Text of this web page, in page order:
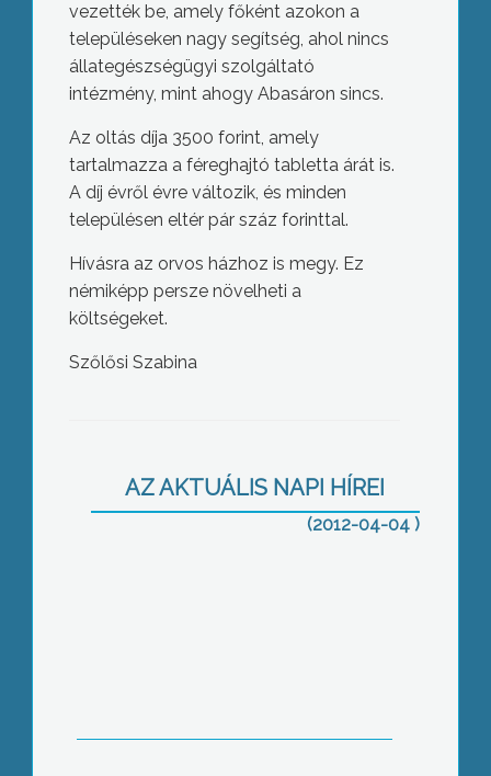
vezették be, amely főként azokon a
településeken nagy segítség, ahol nincs
állategészségügyi szolgáltató
intézmény, mint ahogy Abasáron sincs.
Az oltás díja 3500 forint, amely
tartalmazza a féreghajtó tabletta árát is.
A díj évről évre változik, és minden
településen eltér pár száz forinttal.
Hívásra az orvos házhoz is megy. Ez
némiképp persze növelheti a
költségeket.
Szőlősi Szabina
AZ AKTUÁLIS NAPI HÍREI
(2012-04-04 )
tilalom megsértése miatt.